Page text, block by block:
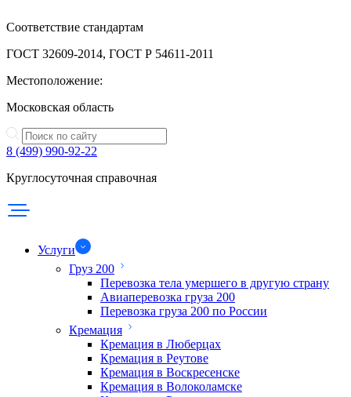
Соответствие стандартам
ГОСТ 32609-2014, ГОСТ Р 54611-2011
Местоположение:
Московская область
8 (499) 990-92-22
Круглосуточная справочная
Услуги
Груз 200
Перевозка тела умершего в другую страну
Авиаперевозка груза 200
Перевозка груза 200 по России
Кремация
Кремация в Люберцах
Кремация в Реутове
Кремация в Воскресенске
Кремация в Волоколамске